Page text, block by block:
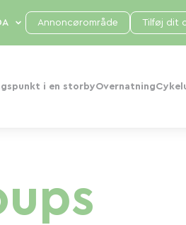
i en storbyOvernatning
Annoncørområde Tilføj dit